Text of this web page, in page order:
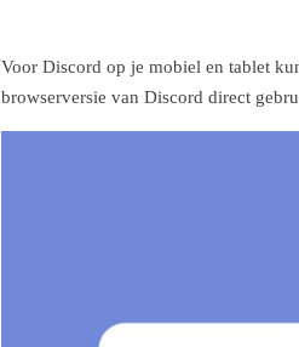
Voor Discord op je mobiel en tablet
browserversie van Discord direct